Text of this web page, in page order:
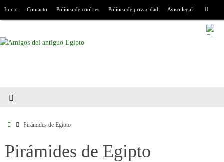
Inicio Contacto Política de cookies Política de privacidad Aviso legal
Pirámides de Egipto
Pirámides de Egipto